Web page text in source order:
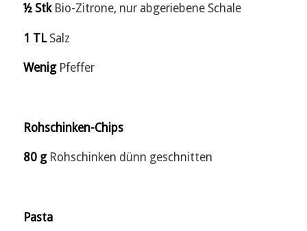
½ Stk Bio-Zitrone, nur abgeriebene Schale
1 TL Salz
Wenig Pfeffer
Rohschinken-Chips
80 g Rohschinken dünn geschnitten
Pasta